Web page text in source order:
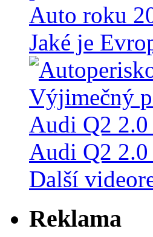
Jaké je
Audi Q2
Další
Reklama